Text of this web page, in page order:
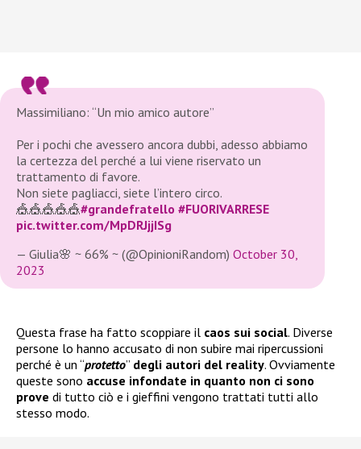
Massimiliano: “Un mio amico autore”
Per i pochi che avessero ancora dubbi, adesso abbiamo
la certezza del perché a lui viene riservato un
trattamento di favore.
Non siete pagliacci, siete l’intero circo.
🎪🎪🎪🎪🎪#grandefratello #FUORIVARRESE
pic.twitter.com/MpDRJjjISg
— Giulia🌸 ~ 66% ~ (@OpinioniRandom) October 30,
2023
Questa frase ha fatto scoppiare il caos sui social. Diverse
persone lo hanno accusato di non subire mai ripercussioni
perché è un “protetto” degli autori del reality. Ovviamente
queste sono accuse infondate in quanto non ci sono
prove di tutto ciò e i gieffini vengono trattati tutti allo
stesso modo.